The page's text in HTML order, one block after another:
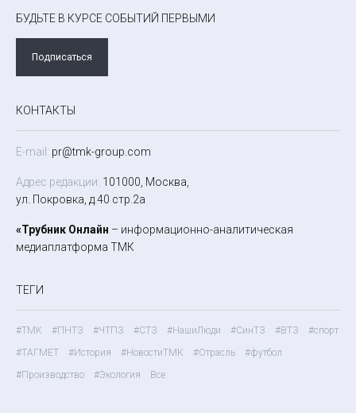
БУДЬТЕ В КУРСЕ СОБЫТИЙ ПЕРВЫМИ
Подписаться
КОНТАКТЫ
E-mail: pr@tmk-group.com
Адрес редакции: 101000, Москва,
ул. Покровка, д.40 стр.2а
«Трубник Онлайн – информационно-аналитическая
медиаплатформа ТМК
ТЕГИ
#ТМК #ПНТЗ #ЧТПЗ #СТЗ #НашиЛюди #СинТЗ #ВТЗ
#спорт
#ТАГМЕТ
#История #НовостиТМК #Отрасль
#футбол
#Производство
#Экология Все